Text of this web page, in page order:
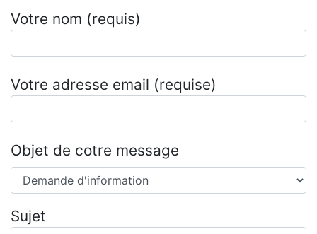
Votre nom (requis)
Votre adresse email (requise)
Objet de cotre message
Sujet